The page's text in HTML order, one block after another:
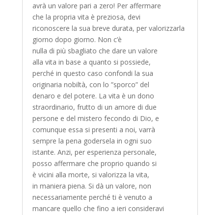
avrà un valore pari a zero! Per affermare
che la propria vita è preziosa, devi
riconoscere la sua breve durata, per valorizzarla
giorno dopo giorno. Non c’è
nulla di più sbagliato che dare un valore
alla vita in base a quanto si possiede,
perché in questo caso confondi la sua
originaria nobiltà, con lo ”sporco” del
denaro e del potere. La vita è un dono
straordinario, frutto di un amore di due
persone e del mistero fecondo di Dio, e
comunque essa si presenti a noi, varrà
sempre la pena godersela in ogni suo
istante. Anzi, per esperienza personale,
posso affermare che proprio quando si
è vicini alla morte, si valorizza la vita,
in maniera piena. Si dà un valore, non
necessariamente perché ti è venuto a
mancare quello che fino a ieri consideravi